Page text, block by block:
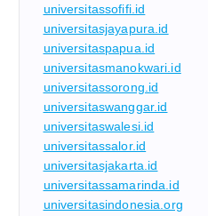
universitassofifi.id
universitasjayapura.id
universitaspapua.id
universitasmanokwari.id
universitassorong.id
universitaswanggar.id
universitaswalesi.id
universitassalor.id
universitasjakarta.id
universitassamarinda.id
universitasindonesia.org